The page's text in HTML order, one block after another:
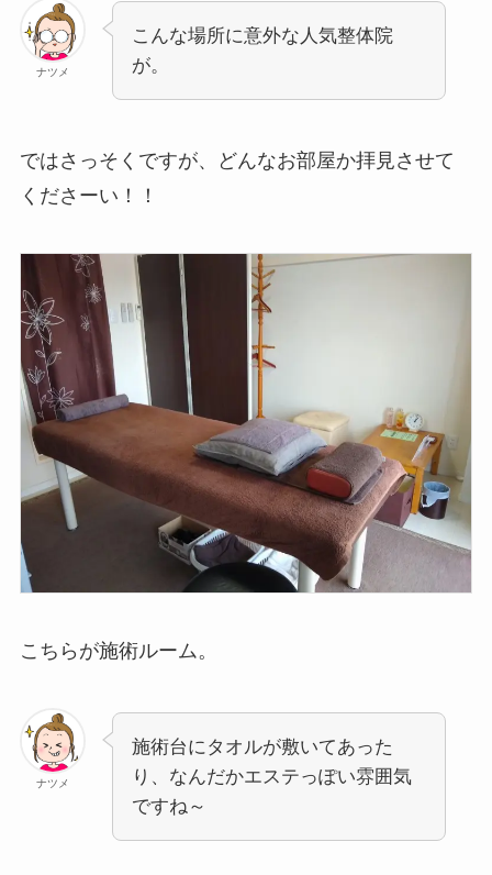
ナツメ
こんな場所に意外な人気整体院
が。
ではさっそくですが、どんなお部屋か拝見させて
くださーい！！
こちらが施術ルーム。
ナツメ
施術台にタオルが敷いてあった
り、なんだかエステっぽい雰囲気
ですね～